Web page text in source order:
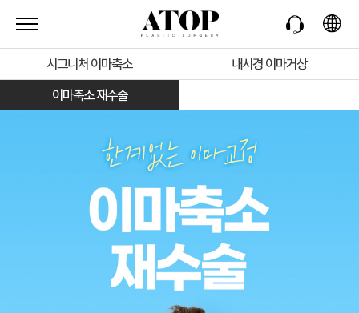
시그니처 이마축소
내시경 이마거상
이마축소 재수술